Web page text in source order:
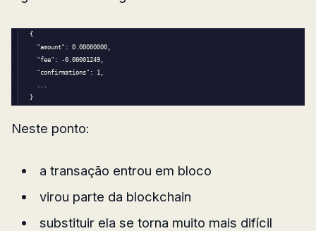
{
"amount" : 0. 00000000
"fee" : -0. 00001249
"confirmations" : 1
}
Neste ponto:
a transação entrou em bloco
virou parte da blockchain
substituir ela se torna muito mais difícil